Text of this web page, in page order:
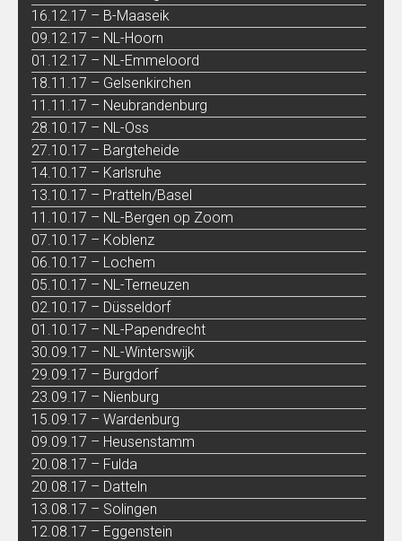
16.12.17 – B-Maaseik
09.12.17 – NL-Hoorn
01.12.17 – NL-Emmeloord
18.11.17 – Gelsenkirchen
11.11.17 – Neubrandenburg
28.10.17 – NL-Oss
27.10.17 – Bargteheide
14.10.17 – Karlsruhe
13.10.17 – Pratteln/Basel
11.10.17 – NL-Bergen op Zoom
07.10.17 – Koblenz
06.10.17 – Lochem
05.10.17 – NL-Terneuzen
02.10.17 – Düsseldorf
01.10.17 – NL-Papendrecht
30.09.17 – NL-Winterswijk
29.09.17 – Burgdorf
23.09.17 – Nienburg
15.09.17 – Wardenburg
09.09.17 – Heusenstamm
20.08.17 – Fulda
20.08.17 – Datteln
13.08.17 – Solingen
12.08.17 – Eggenstein